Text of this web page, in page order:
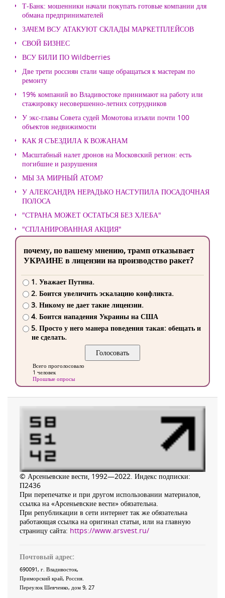
Т-Банк: мошенники начали покупать готовые компании для
обмана предпринимателей
ЗАЧЕМ ВСУ АТАКУЮТ СКЛАДЫ МАРКЕТПЛЕЙСОВ
СВОЙ БИЗНЕС
ВСУ БИЛИ ПО Wildberries
Две трети россиян стали чаще обращаться к мастерам по
ремонту
19% компаний во Владивостоке принимают на работу или
стажировку несовершенно-летних сотрудников
У экс-главы Совета судей Момотова изъяли почти 100
объектов недвижимости
КАК Я СЪЕЗДИЛА К ВОЖАНАМ
Масштабный налет дронов на Московский регион: есть
погибшие и разрушения
МЫ ЗА МИРНЫЙ АТОМ?
У АЛЕКСАНДРА НЕРАДЬКО НАСТУПИЛА ПОСАДОЧНАЯ
ПОЛОСА
"СТРАНА МОЖЕТ ОСТАТЬСЯ БЕЗ ХЛЕБА"
"СПЛАНИРОВАННАЯ АКЦИЯ"
почему, по вашему мнению, трамп отказывает
УКРАИНЕ в лицензии на производство ракет?
1. Уважает Путина.
2. Боится увеличить эскалацию конфликта.
3. Никому не дает такие лицензии.
4. Боится нападения Украины на США
5. Просто у него манера поведения такая: обещать и
не сделать.
Всего проголосовало
1 человек
Прошлые опросы
© Арсеньевские вести, 1992—2022. Индекс подписки:
П2436
При перепечатке и при другом использовании материалов,
ссылка на «Арсеньевские вести» обязательна.
При републикации в сети интернет так же обязательна
работающая ссылка на оригинал статьи, или на главную
страницу сайта: https://www.arsvest.ru/
Почтовый адрес:
690091, г. Владивосток,
Приморский край, Россия
Переулок Шевченко, дом 9, 27